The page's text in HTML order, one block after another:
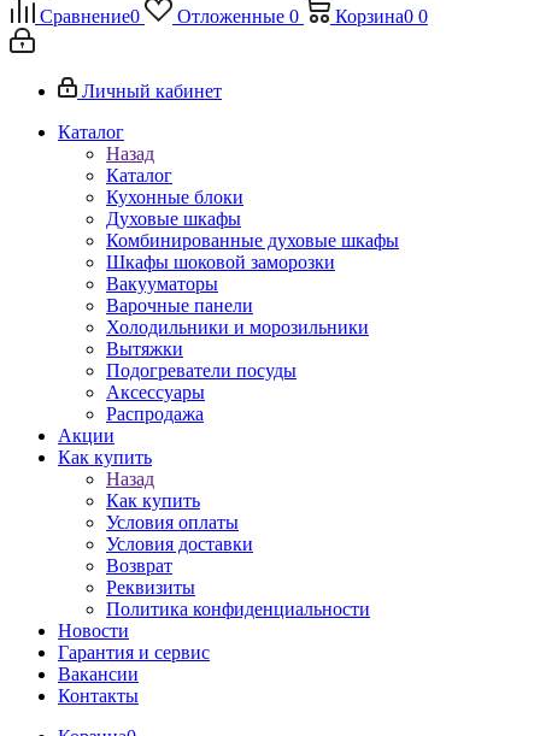
Сравнение0 Отложенные 0 Корзина0 0
Личный кабинет
Каталог
Назад
Каталог
Кухонные блоки
Духовые шкафы
Комбинированные духовые шкафы
Шкафы шоковой заморозки
Вакууматоры
Варочные панели
Холодильники и морозильники
Вытяжки
Подогреватели посуды
Аксессуары
Распродажа
Акции
Как купить
Назад
Как купить
Условия оплаты
Условия доставки
Возврат
Реквизиты
Политика конфиденциальности
Новости
Гарантия и сервис
Вакансии
Контакты